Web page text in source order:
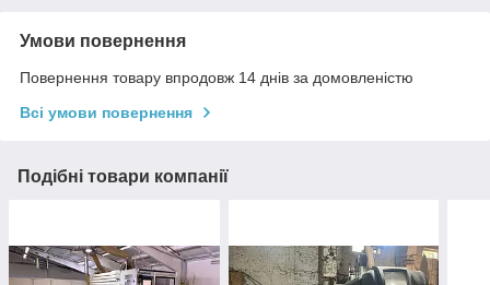
Умови повернення
Повернення товару впродовж 14 днів за домовленістю
Всі умови повернення
Подібні товари компанії